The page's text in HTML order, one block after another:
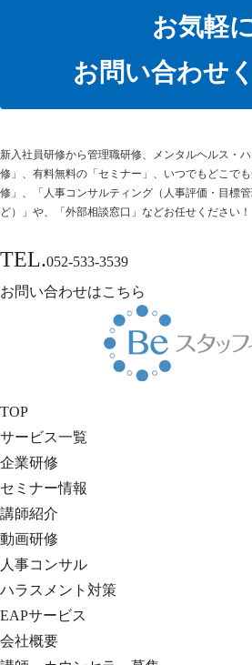
お気軽
お問い合わせ
新⼊社員研修から管理職研修、メンタルヘルス・
修」、有料無料の「セミナー」、いつでもどこで
修」、「人事コンサルティング（人事評価・目標
ど）」や、「外部相談窓口」などお任せください！
TEL.052-533-3539
お問い合わせはこちら
TOP
サービス一覧
企業研修
セミナー情報
講師紹介
動画研修
人事コンサル
ハラスメント対策
EAPサービス
会社概要